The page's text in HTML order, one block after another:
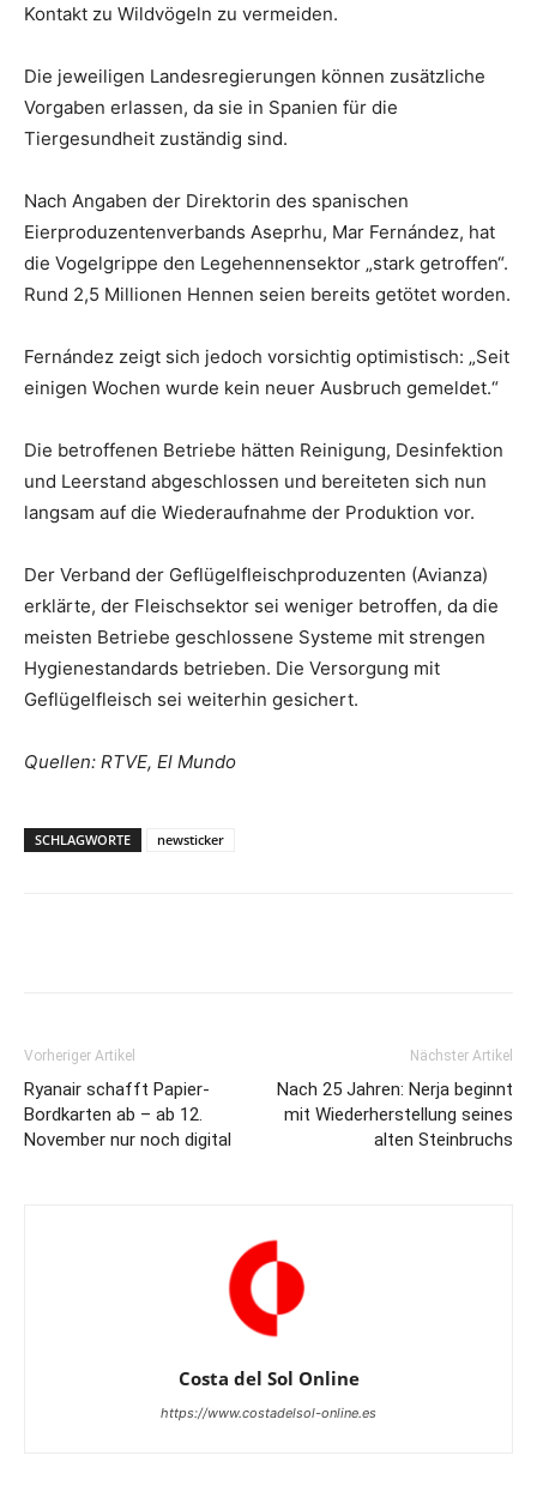
Kontakt zu Wildvögeln zu vermeiden.
Die jeweiligen Landesregierungen können zusätzliche
Vorgaben erlassen, da sie in Spanien für die
Tiergesundheit zuständig sind.
Nach Angaben der Direktorin des spanischen
Eierproduzentenverbands Aseprhu, Mar Fernández, hat
die Vogelgrippe den Legehennensektor „stark getroffen“.
Rund 2,5 Millionen Hennen seien bereits getötet worden.
Fernández zeigt sich jedoch vorsichtig optimistisch: „Seit
einigen Wochen wurde kein neuer Ausbruch gemeldet.“
Die betroffenen Betriebe hätten Reinigung, Desinfektion
und Leerstand abgeschlossen und bereiteten sich nun
langsam auf die Wiederaufnahme der Produktion vor.
Der Verband der Geflügelfleischproduzenten (Avianza)
erklärte, der Fleischsektor sei weniger betroffen, da die
meisten Betriebe geschlossene Systeme mit strengen
Hygienestandards betrieben. Die Versorgung mit
Geflügelfleisch sei weiterhin gesichert.
Quellen: RTVE, El Mundo
SCHLAGWORTE newsticker
Vorheriger Artikel
Ryanair schafft Papier-
Bordkarten ab – ab 12.
November nur noch digital
Nächster Artikel
Nach 25 Jahren: Nerja beginnt
mit Wiederherstellung seines
alten Steinbruchs
Costa del Sol Online
https://www.costadelsol-online.es